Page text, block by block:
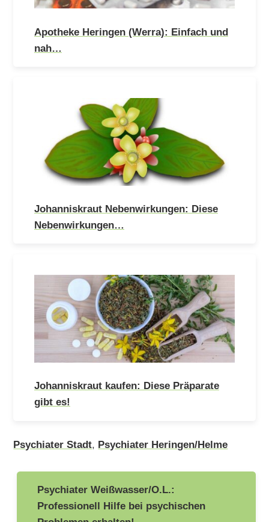
Apotheke Heringen (Werra): Einfach und
nah…
Johanniskraut Nebenwirkungen: Diese
Nebenwirkungen…
Johanniskraut kaufen: Diese Präparate
gibt es!
Psychiater Stadt, Psychiater Heringen/Helme
Beitragsnavigation
Psychiater Weißwasser/O.L.:
Professionell Hilfe bei psychischen